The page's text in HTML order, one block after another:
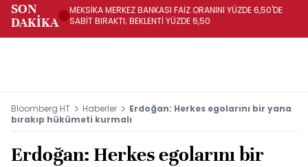
SON
DAKİKA
MEKSİKA MERKEZ BANKASI FAİZ ORANINI YÜZDE 6,50'DE
SABİT BIRAKTI; BEKLENTİ YÜZDE 6,50
Bloomberg HT Haberler
Erdoğan: Herkes egolarını bir yana
bırakıp hükümeti kurmalı
Erdoğan: Herkes egolarını bir